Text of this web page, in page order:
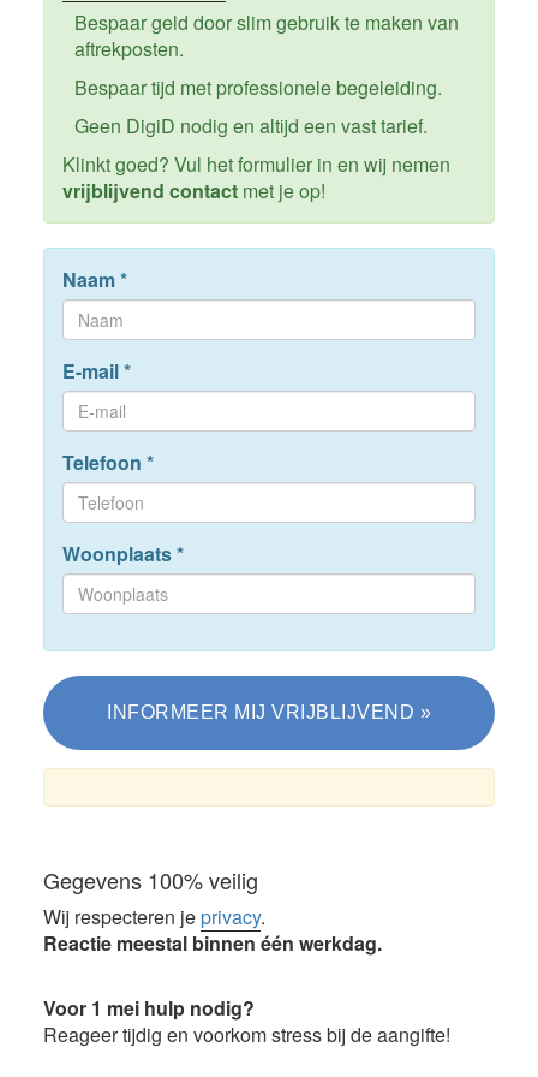
Bespaar geld door slim gebruik te maken van
aftrekposten.
Bespaar tijd met professionele begeleiding.
Geen DigiD nodig en altijd een vast tarief.
Klinkt goed? Vul het formulier in en wij nemen
vrijblijvend contactmet je op!
Naam*
E-mail*
Telefoon *
Woonplaats*
Gegevens 100% veilig
Wij respecteren jeprivacy.
Reactie meestal binnen één werkdag.
Voor 1 mei hulp nodig?
Reageer tijdig en voorkom stress bij de aangifte!